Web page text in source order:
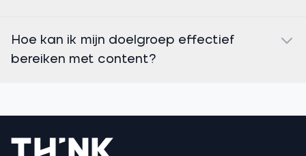
Hoe kan ik mijn doelgroep effectief
bereiken met content?